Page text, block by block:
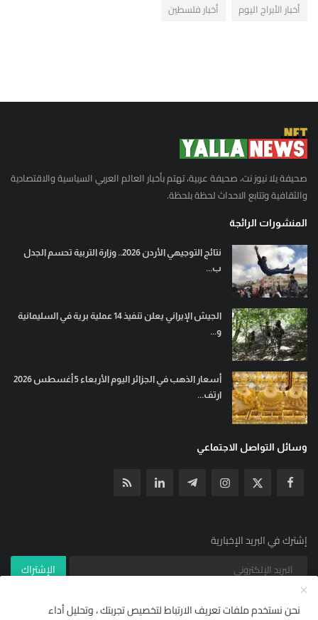
أخبار الأبراج اليوم
أخبار فلسطين
صحيفة يلا نيوز نت، صحيفة عربية، تهتم بأخبار العالم العربي السياسية والاقتصادية
والثقافية وتتابع الاحداث لحظة بلحظة.
المنشورات الرائجة
نتائج التوجيهي الأردن 2026.. وزارة التربية تحسم الجدل
ب...
الجيش الإيراني يعلن تنفيذ 14 عملية برية في السليمانية
و...
أسعار الذهب في الجزائر اليوم الأربعاء 5 أغسطس 2026
ارتف...
وسائل التواصل الاجتماعي
إشترك في البريد الإخبارية
الإشتراك
نحن نستخدم ملفات تعريف الارتباط لتخصيص تجربتك ، وتحليل أداء